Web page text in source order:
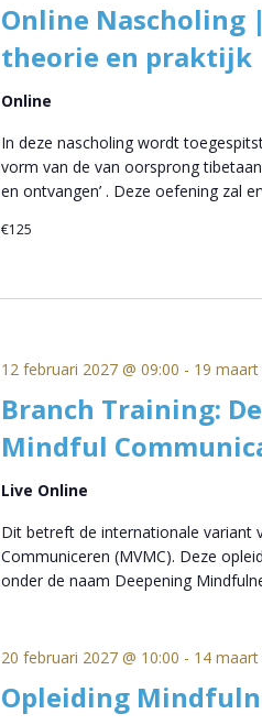
Online Nascholing
theorie en praktijk
Online
In deze nascholing wordt
vorm van de van oorsprong
en ontvangen’ . Deze oefening zal
€125
Branch Training:
Mindful
12 februari 2027 @ 09:00 - 19 maart
Live Online
Dit betreft de internationale variant
Communiceren (MVMC). Deze
onder de naam Deepening
Opleiding
20 februari 2027 @ 10:00 - 14 maart